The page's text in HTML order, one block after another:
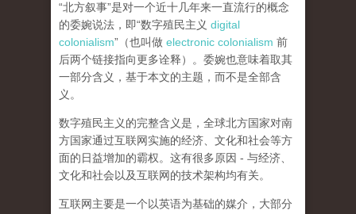
“北方叙事”是对一个近十几年来一直流行的概念
的委婉说法，即“数字殖民主义 digital
colonialism”（也叫做 electronic colonialism 前
后两个链接指向更多诠释）。委婉也意味着取其
一部分含义，基于本文的主题，而不是全部含
义。
数字殖民主义的完整含义是，全球北方国家对南
方国家通过互联网实施的经济、文化和社会等方
面的日益增加的霸权。这有很多原因 - 与经济、
文化和社会以及互联网的技术架构均有关。
互联网主要是一个以英语为基础的媒介，大部分